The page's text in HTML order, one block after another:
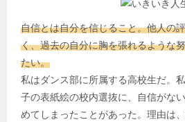
自信とは自分を信じること。他人の
く、過去の自分に胸を張れるような
たい。
私はダンス部に所属する高校生だ。
子の表紙絵の校内選抜に、自信がな
めてしまったことがあった。理由は